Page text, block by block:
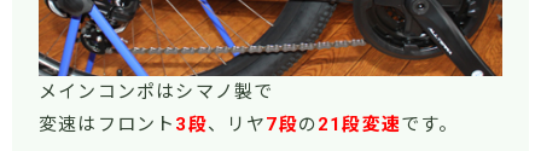
メインコンポはシマノ製で
変速はフロント 3段、リヤ7段の 21段変速です。